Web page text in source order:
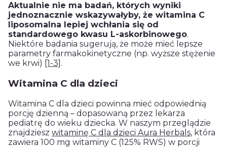
Aktualnie nie ma badań, których wyniki
jednoznacznie wskazywałyby, że witamina C
liposomalna lepiej wchłania się od
standardowego kwasu L-askorbinowego.
Niektóre badania sugerują, że może mieć lepsze
parametry farmakokinetyczne (np. wyższe stężenie
we krwi) [1-3] .
Witamina C dla dzieci
Witamina C dla dzieci powinna mieć odpowiednią
porcję dzienną – dopasowaną przez lekarza
pediatrę do wieku dziecka. W naszym przeglądzie
znajdziesz witaminę C dla dzieci Aura Herbals, która
zawiera 100 mg witaminy C (125% RWS) w porcji